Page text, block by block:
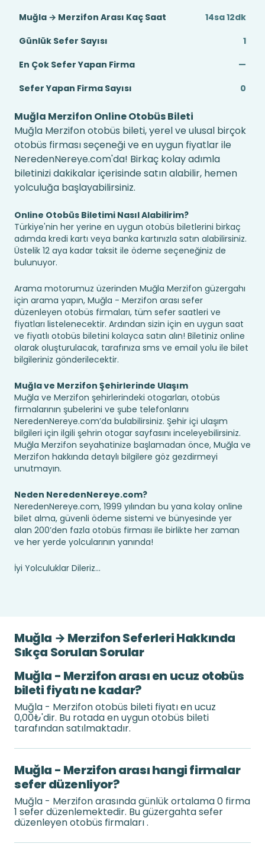
Muğla → Merzifon Arası Kaç Saat
14sa 12dk
Günlük Sefer Sayısı
1
En Çok Sefer Yapan Firma
—
Sefer Yapan Firma Sayısı
0
Muğla Merzifon Online Otobüs Bileti
Muğla Merzifon otobüs bileti, yerel ve ulusal birçok
otobüs firması seçeneği ve en uygun fiyatlar ile
NeredenNereye.com'da! Birkaç kolay adımla
biletinizi dakikalar içerisinde satın alabilir, hemen
yolculuğa başlayabilirsiniz.
Online Otobüs Biletimi Nasıl Alabilirim?
Türkiye'nin her yerine en uygun otobüs biletlerini birkaç
adımda kredi kartı veya banka kartınızla satın alabilirsiniz.
Üstelik 12 aya kadar taksit ile ödeme seçeneğiniz de
bulunuyor.
Arama motorumuz üzerinden Muğla Merzifon güzergahı
için arama yapın, Muğla - Merzifon arası sefer
düzenleyen otobüs firmaları, tüm sefer saatleri ve
fiyatları listelenecektir. Ardından sizin için en uygun saat
ve fiyatlı otobüs biletini kolayca satın alın! Biletiniz online
olarak oluşturulacak, tarafınıza sms ve email yolu ile bilet
bilgileriniz gönderilecektir.
Muğla ve Merzifon Şehirlerinde Ulaşım
Muğla ve Merzifon şehirlerindeki otogarları, otobüs
firmalarının şubelerini ve şube telefonlarını
NeredenNereye.com’da bulabilirsiniz. Şehir içi ulaşım
bilgileri için ilgili şehrin otogar sayfasını inceleyebilirsiniz.
Muğla Merzifon seyahatinize başlamadan önce, Muğla ve
Merzifon hakkında detaylı bilgilere göz gezdirmeyi
unutmayın.
Neden NeredenNereye.com?
NeredenNereye.com, 1999 yılından bu yana kolay online
bilet alma, güvenli ödeme sistemi ve bünyesinde yer
alan 200’den fazla otobüs firması ile birlikte her zaman
ve her yerde yolcularının yanında!
İyi Yolculuklar Dileriz...
Muğla → Merzifon Seferleri Hakkında
Sıkça Sorulan Sorular
Muğla - Merzifon arası en ucuz otobüs
bileti fiyatı ne kadar?
Muğla - Merzifon otobüs bileti fiyatı en ucuz
0,00₺'dir. Bu rotada en uygun otobüs bileti
tarafından satılmaktadır.
Muğla - Merzifon arası hangi firmalar
sefer düzenliyor?
Muğla - Merzifon arasında günlük ortalama 0 firma
1 sefer düzenlemektedir. Bu güzergahta sefer
düzenleyen otobüs firmaları .